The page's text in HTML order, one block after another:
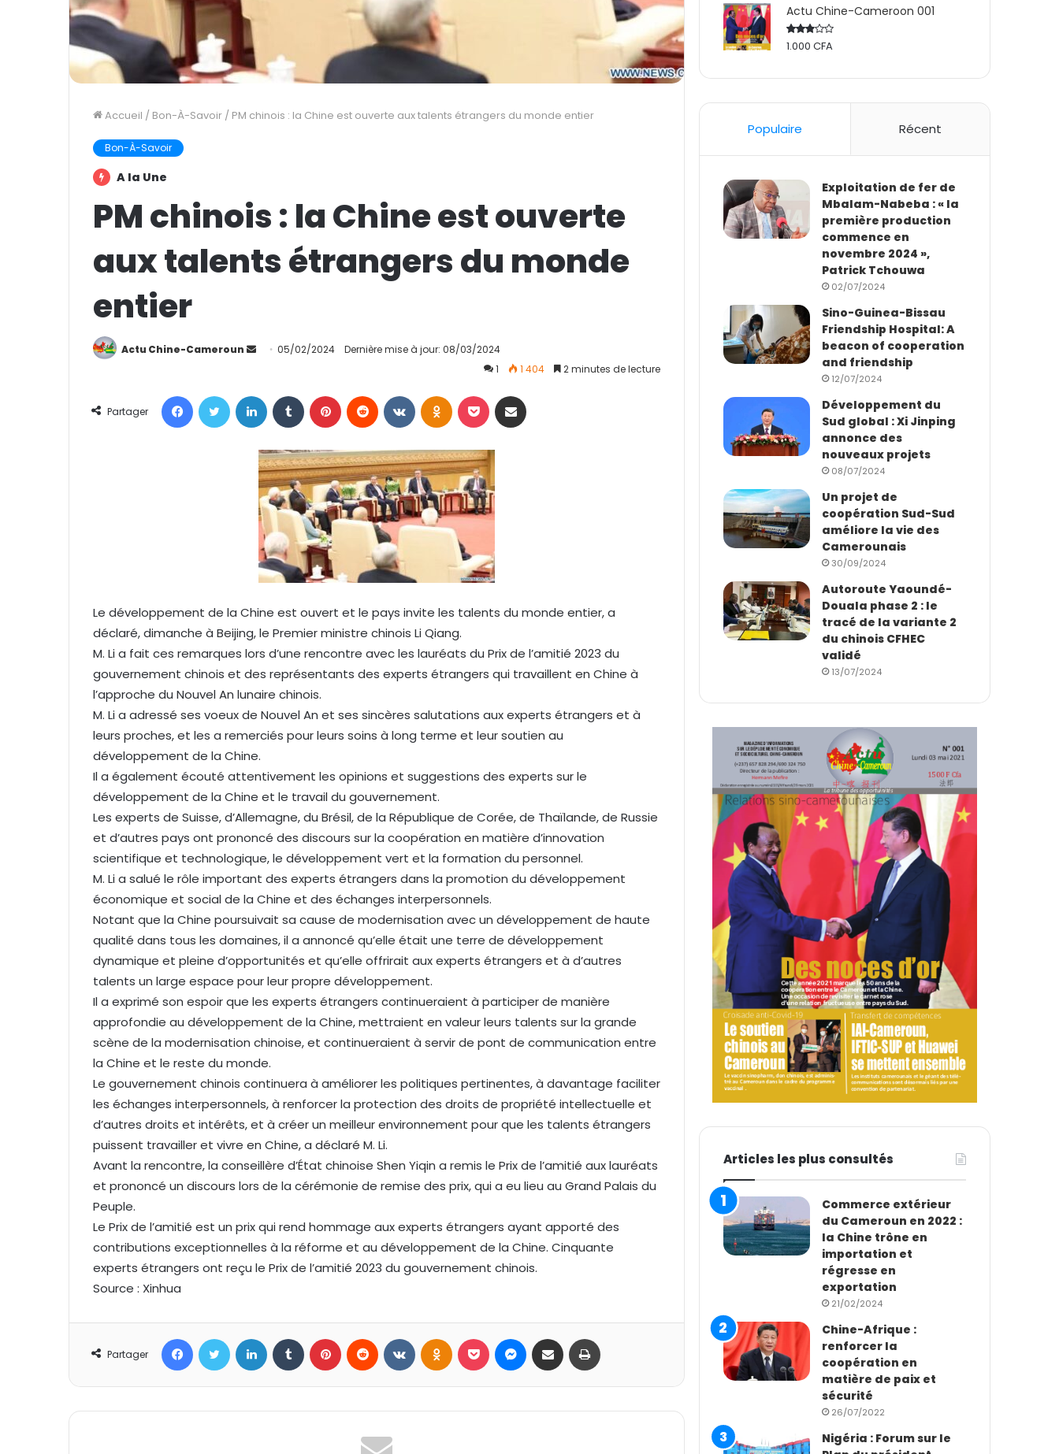
Accueil / Bon-À-Savoir / PM chinois : la Chine est ouverte aux talents étrangers du monde entier
Bon-À-Savoir
A la Une
PM chinois : la Chine est ouverte
aux talents étrangers du monde
entier
Actu Chine-Cameroun
y
r
u
n
c
u
r
i
e
l
05/02/2024
Dernière mise à jour: 08/03/2024
1
1 404 2 minutes de lecture
Partager
Le développement de la Chine est ouvert et le pays invite les talents du monde entier, a
déclaré, dimanche à Beijing, le Premier ministre chinois Li Qiang.
M. Li a fait ces remarques lors d’une rencontre avec les lauréats du Prix de l’amitié 2023 du
gouvernement chinois et des représentants des experts étrangers qui travaillent en Chine à
l’approche du Nouvel An lunaire chinois.
M. Li a adressé ses voeux de Nouvel An et ses sincères salutations aux experts étrangers et à
leurs proches, et les a remerciés pour leurs soins à long terme et leur soutien au
développement de la Chine.
Il a également écouté attentivement les opinions et suggestions des experts sur le
développement de la Chine et le travail du gouvernement.
Les experts de Suisse, d’Allemagne, du Brésil, de la République de Corée, de Thaïlande, de Russie
et d’autres pays ont prononcé des discours sur la coopération en matière d’innovation
scientifique et technologique, le développement vert et la formation du personnel.
M. Li a salué le rôle important des experts étrangers dans la promotion du développement
économique et social de la Chine et des échanges interpersonnels.
Notant que la Chine poursuivait sa cause de modernisation avec un développement de haute
qualité dans tous les domaines, il a annoncé qu’elle était une terre de développement
dynamique et pleine d’opportunités et qu’elle offrirait aux experts étrangers et à d’autres
talents un large espace pour leur propre développement.
Il a exprimé son espoir que les experts étrangers continueraient à participer de manière
approfondie au développement de la Chine, mettraient en valeur leurs talents sur la grande
scène de la modernisation chinoise, et continueraient à servir de pont de communication entre
la Chine et le reste du monde.
Le gouvernement chinois continuera à améliorer les politiques pertinentes, à davantage faciliter
les échanges interpersonnels, à renforcer la protection des droits de propriété intellectuelle et
d’autres droits et intérêts, et à créer un meilleur environnement pour que les talents étrangers
puissent travailler et vivre en Chine, a déclaré M. Li.
Avant la rencontre, la conseillère d’État chinoise Shen Yiqin a remis le Prix de l’amitié aux lauréats
et prononcé un discours lors de la cérémonie de remise des prix, qui a eu lieu au Grand Palais du
Peuple.
Le Prix de l’amitié est un prix qui rend hommage aux experts étrangers ayant apporté des
contributions exceptionnelles à la réforme et au développement de la Chine. Cinquante
experts étrangers ont reçu le Prix de l’amitié 2023 du gouvernement chinois.
Source : Xinhua
Partager
Actu Chine-Cameroon 001
Rated
1.000CFA
Populaire Récent
Exploitation de fer de
Mbalam-Nabeba : « la
première production
commence en
novembre 2024 »,
Patrick Tchouwa
02/07/2024
Sino-Guinea-Bissau
Friendship Hospital: A
beacon of cooperation
and friendship
12/07/2024
Développement du
Sud global : Xi Jinping
annonce des
nouveaux projets
08/07/2024
Un projet de
coopération Sud-Sud
améliore la vie des
Camerounais
30/09/2024
Autoroute Yaoundé-
Douala phase 2 : le
tracé de la variante 2
du chinois CFHEC
validé
13/07/2024
Articles les plus consultés
Commerce extérieur
du Cameroun en 2022 :
la Chine trône en
importation et
régresse en
exportation
21/02/2024
Chine-Afrique :
renforcer la
coopération en
matière de paix et
sécurité
26/07/2022
Nigéria : Forum sur le